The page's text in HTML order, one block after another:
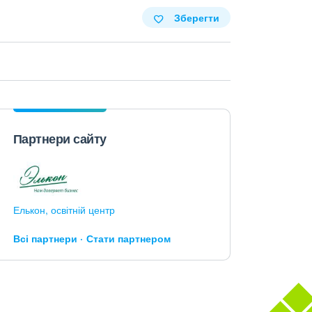
Зберегти
Партнери сайту
Елькон, освітній центр
Всі партнери Стати партнером